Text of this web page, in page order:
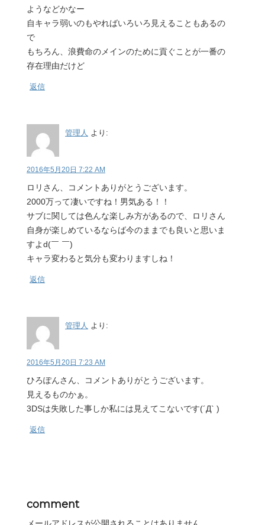
ようなどかなー
自キャラ弱いのもやればいろいろ見えることもあるの
で
もちろん、浪費命のメインのために貢ぐことが一番の
存在理由だけど
返信
管理人 より:
2016年5月20日 7:22 AM
ロリさん、コメントありがとうございます。
2000万って凄いですね！男気ある！！
サブに関しては色んな楽しみ方があるので、ロリさん
自身が楽しめているならば今のままでも良いと思いま
すよd(￣ ￣)
キャラ変わると気分も変わりますしね！
返信
管理人 より:
2016年5月20日 7:23 AM
ひろぽんさん、コメントありがとうございます。
見えるものかぁ。
3DSは失敗した事しか私には見えてこないです(´Д` )
返信
comment
メールアドレスが公開されることはありません。